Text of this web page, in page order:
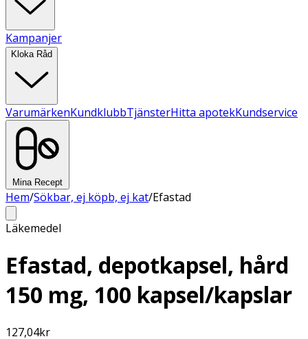
Kampanjer
Kloka Råd
VarumärkenKundklubbTjänsterHitta apotekKundservice
Mina Recept
Hem/Sökbar, ej köpb, ej kat/Efastad
Läkemedel
Efastad, depotkapsel, hård
150 mg, 100 kapsel/kapslar
127,04kr